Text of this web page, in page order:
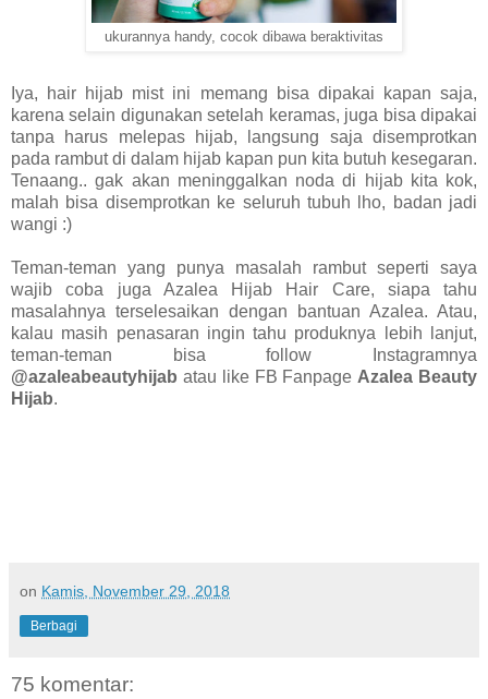
ukurannya handy, cocok dibawa beraktivitas
Iya, hair hijab mist ini memang bisa dipakai kapan saja,
karena selain digunakan setelah keramas, juga bisa dipakai
tanpa harus melepas hijab, langsung saja disemprotkan
pada rambut di dalam hijab kapan pun kita butuh kesegaran.
Tenaang.. gak akan meninggalkan noda di hijab kita kok,
malah bisa disemprotkan ke seluruh tubuh lho, badan jadi
wangi :)
Teman-teman yang punya masalah rambut seperti saya
wajib coba juga Azalea Hijab Hair Care, siapa tahu
masalahnya terselesaikan dengan bantuan Azalea. Atau,
kalau masih penasaran ingin tahu produknya lebih lanjut,
teman-teman bisa follow Instagramnya
@azaleabeautyhijab atau like FB Fanpage Azalea Beauty
Hijab.
on Kamis, November 29, 2018
Berbagi
75 komentar: